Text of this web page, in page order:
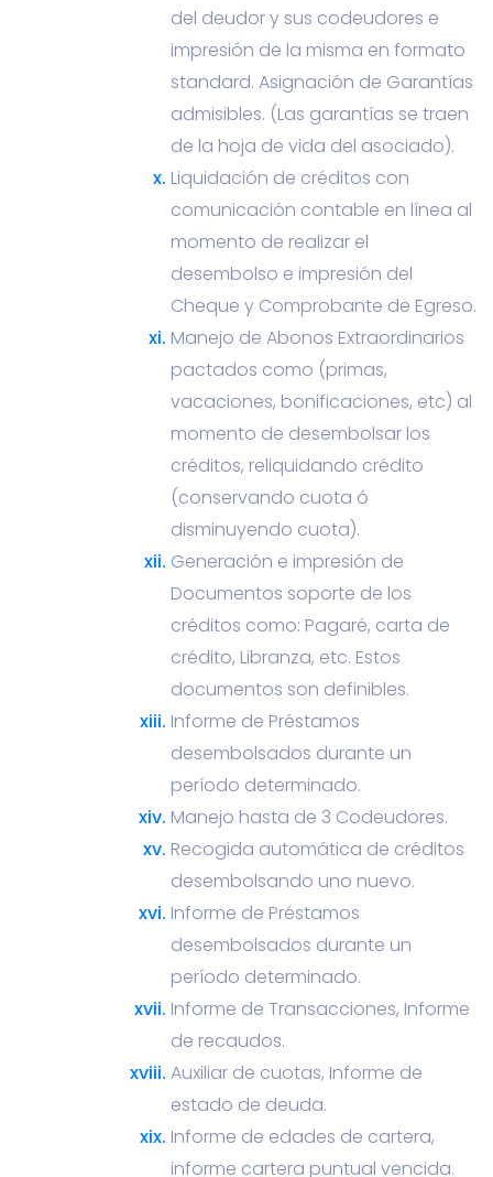
del deudor y sus codeudores e
impresión de la misma en formato
standard. Asignación de Garantías
admisibles. (Las garantías se traen
de la hoja de vida del asociado).
Liquidación de créditos con
comunicación contable en línea al
momento de realizar el
desembolso e impresión del
Cheque y Comprobante de Egreso.
Manejo de Abonos Extraordinarios
pactados como (primas,
vacaciones, bonificaciones, etc) al
momento de desembolsar los
créditos, reliquidando crédito
(conservando cuota ó
disminuyendo cuota).
Generación e impresión de
Documentos soporte de los
créditos como: Pagaré, carta de
crédito, Libranza, etc. Estos
documentos son definibles.
Informe de Préstamos
desembolsados durante un
período determinado.
Manejo hasta de 3 Codeudores.
Recogida automática de créditos
desembolsando uno nuevo.
Informe de Préstamos
desembolsados durante un
período determinado.
Informe de Transacciones, Informe
de recaudos.
Auxiliar de cuotas, Informe de
estado de deuda.
Informe de edades de cartera,
informe cartera puntual vencida.